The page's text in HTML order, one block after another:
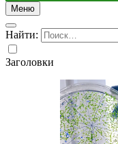
Меню
Найти:
Заголовки